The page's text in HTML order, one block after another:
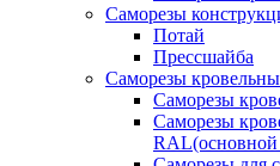
Саморезы
Потай
Прессшайба
Саморезы
Саморезы
Саморезы
RAL(основной